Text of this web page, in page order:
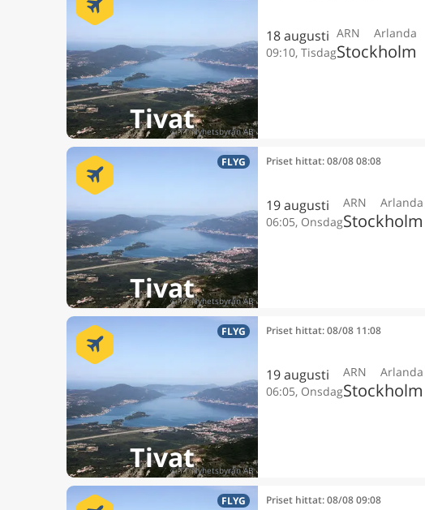
Tivat
18 augusti
09:10, Tisdag
ARN Arlanda
Stockholm
Tivat
FLYG Priset hittat: 08/08 08:08
19 augusti
06:05, Onsdag
ARN Arlanda
Stockholm
Tivat
FLYG Priset hittat: 08/08 11:08
19 augusti
06:05, Onsdag
ARN Arlanda
Stockholm
FLYG Priset hittat: 08/08 09:08